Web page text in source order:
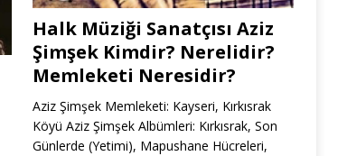
Halk Müziği Sanatçısı Aziz
Şimşek Kimdir? Nerelidir?
Memleketi Neresidir?
Aziz Şimşek Memleketi: Kayseri, Kırkısrak
Köyü Aziz Şimşek Albümleri: Kırkısrak, Son
Günlerde (Yetimi), Mapushane Hücreleri,